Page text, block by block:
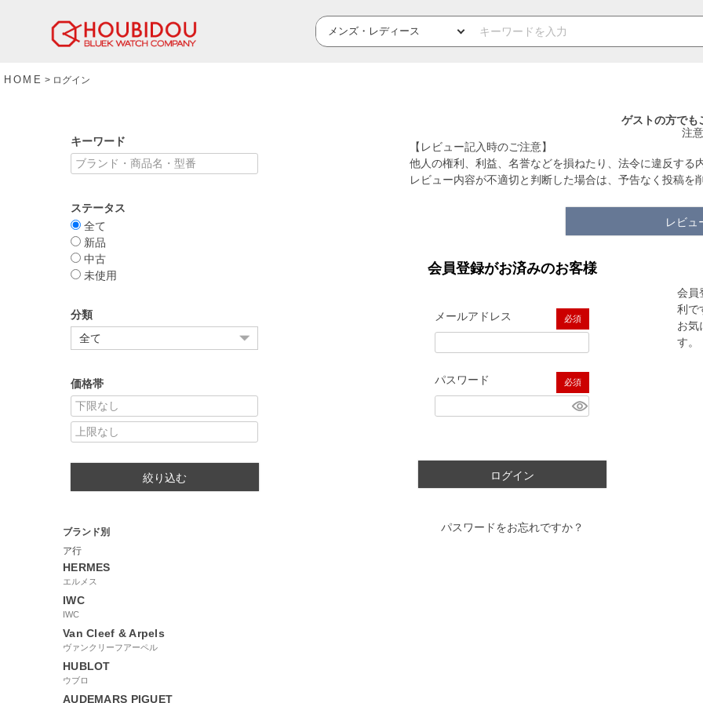
HOME ログイン
キーワード
ステータス
全て
新品
中古
未使用
分類
価格帯
絞り込む
ブランド別
ア行
HERMES
エルメス
IWC
IWC
Van Cleef & Arpels
ヴァンクリーフアーペル
HUBLOT
ウブロ
AUDEMARS PIGUET
ゲストの方でも
注
【レビュー記入時のご注意】
他人の権利、利益、名誉などを損ねたり、法令に違反す
レビュー内容が不適切と判断した場合は、予告なく投稿を
レビュ
会員登録がお済みのお客様
メールアドレス
(必須)
パスワード
(必須)
ログイン
パスワードをお忘れですか？
会員
利で
お気
す。